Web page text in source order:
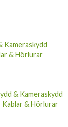
Kameraskydd
& Hörlurar
& Kameraskydd
Kablar & Hörlurar